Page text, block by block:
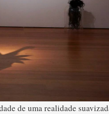
de uma realidade